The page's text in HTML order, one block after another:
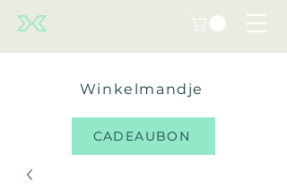
Winkelmandje
CADEAUBON